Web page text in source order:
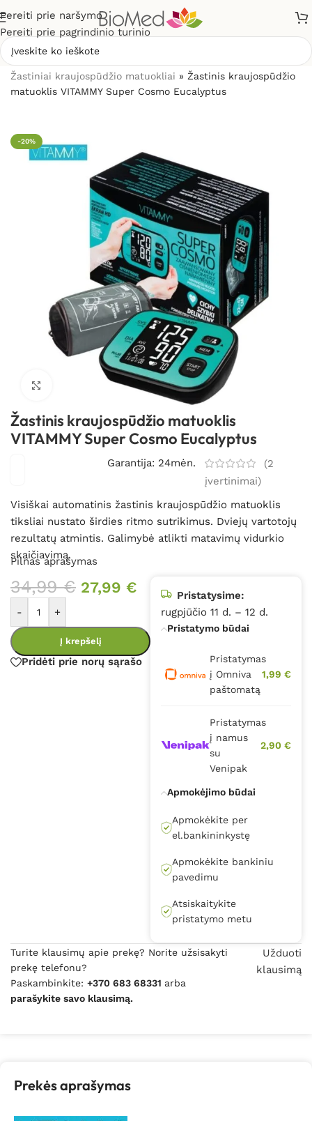
Pereiti prie naršymo
Pereiti prie pagrindinio turinio
Žastiniai kraujospūdžio matuokliai » Žastinis kraujospūdžio
matuoklis VITAMMY Super Cosmo Eucalyptus
-20%
Spustelėkite, kad padidintumėte
Žastinis kraujospūdžio matuoklis
VITAMMY Super Cosmo Eucalyptus
Garantija: 24mėn. (2
įvertinimai)
Visiškai automatinis žastinis kraujospūdžio matuoklis
tiksliai nustato širdies ritmo sutrikimus. Dviejų vartotojų
rezultatų atmintis. Galimybė atlikti matavimų vidurkio
skaičiavimą.
Pilnas aprašymas
34,99€ 27,99 €
- +
Į krepšelį
Pridėti prie norų sąrašo
Pristatysime:
rugpjūčio 11 d. – 12 d.
Pristatymo būdai
Pristatymas
į Omniva
paštomatą
1,99 €
Pristatymas
į namus
su
Venipak
2,90 €
Apmokėjimo būdai
Apmokėkite per
el.bankininkystę
Apmokėkite bankiniu
pavedimu
Atsiskaitykite
pristatymo metu
Turite klausimų apie prekę? Norite užsisakyti
prekę telefonu?
Paskambinkite: +370 683 68331 arba
parašykite savo klausimą.
Užduoti
klausimą
Prekės aprašymas